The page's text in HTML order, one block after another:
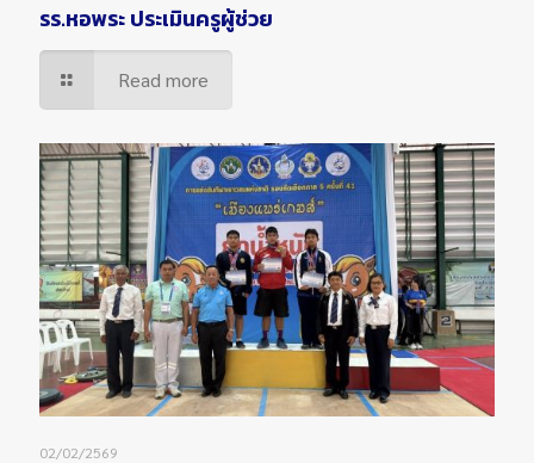
รร.หอพระ ประเมินครูผู้ช่วย
Read more
02/02/2569